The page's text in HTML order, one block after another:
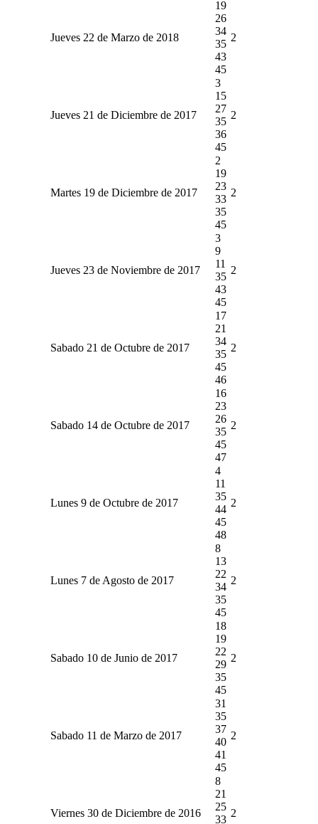
Jueves 22 de Marzo de 2018
19
26
34
35
43
45
2
Jueves 21 de Diciembre de 2017
3
15
27
35
36
45
2
Martes 19 de Diciembre de 2017
2
19
23
33
35
45
2
Jueves 23 de Noviembre de 2017
3
9
11
35
43
45
2
Sabado 21 de Octubre de 2017
17
21
34
35
45
46
2
Sabado 14 de Octubre de 2017
16
23
26
35
45
47
2
Lunes 9 de Octubre de 2017
4
11
35
44
45
48
2
Lunes 7 de Agosto de 2017
8
13
22
34
35
45
2
Sabado 10 de Junio de 2017
18
19
22
29
35
45
2
Sabado 11 de Marzo de 2017
31
35
37
40
41
45
2
Viernes 30 de Diciembre de 2016
8
21
25
33
2